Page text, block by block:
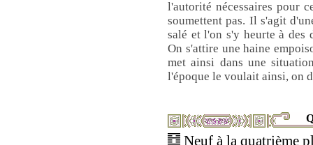
l'autorité nécessaires pour
soumettent pas. Il s'agit
salé et l'on s'y heurte à des
On s'attire une haine
met ainsi dans une
l'époque le voulait ainsi, on
Neuf à la quatrième